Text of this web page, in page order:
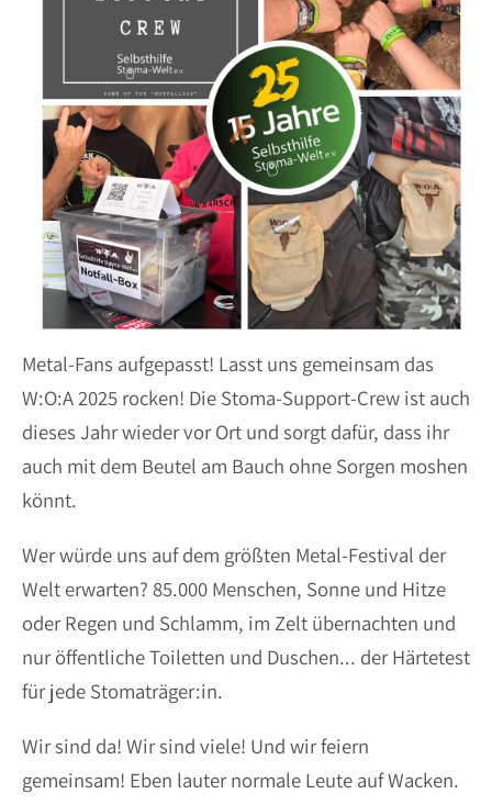
Metal-Fans aufgepasst! Lasst uns gemeinsam das
W:O:A 2025 rocken! Die Stoma-Support-Crew ist auch
dieses Jahr wieder vor Ort und sorgt dafür, dass ihr
auch mit dem Beutel am Bauch ohne Sorgen moshen
könnt.
Wer würde uns auf dem größten Metal-Festival der
Welt erwarten? 85.000 Menschen, Sonne und Hitze
oder Regen und Schlamm, im Zelt übernachten und
nur öffentliche Toiletten und Duschen... der Härtetest
für jede Stomaträger:in.
Wir sind da! Wir sind viele! Und wir feiern
gemeinsam! Eben lauter normale Leute auf Wacken.